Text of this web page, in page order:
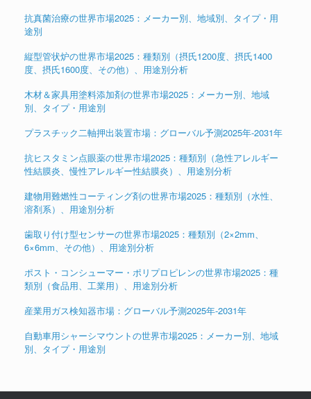
抗真菌治療の世界市場2025：メーカー別、地域別、タイプ・用
途別
縦型管状炉の世界市場2025：種類別（摂氏1200度、摂氏1400
度、摂氏1600度、その他）、用途別分析
木材＆家具用塗料添加剤の世界市場2025：メーカー別、地域
別、タイプ・用途別
プラスチック二軸押出装置市場：グローバル予測2025年-2031年
抗ヒスタミン点眼薬の世界市場2025：種類別（急性アレルギー
性結膜炎、慢性アレルギー性結膜炎）、用途別分析
建物用難燃性コーティング剤の世界市場2025：種類別（水性、
溶剤系）、用途別分析
歯取り付け型センサーの世界市場2025：種類別（2×2mm、
6×6mm、その他）、用途別分析
ポスト・コンシューマー・ポリプロピレンの世界市場2025：種
類別（食品用、工業用）、用途別分析
産業用ガス検知器市場：グローバル予測2025年-2031年
自動車用シャーシマウントの世界市場2025：メーカー別、地域
別、タイプ・用途別